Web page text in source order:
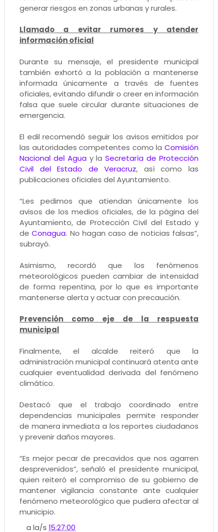
generar riesgos en zonas urbanas y rurales.
Llamado a evitar rumores y atender
información oficial
Durante su mensaje, el presidente municipal
también exhortó a la población a mantenerse
informada únicamente a través de fuentes
oficiales, evitando difundir o creer en información
falsa que suele circular durante situaciones de
emergencia.
El edil recomendó seguir los avisos emitidos por
las autoridades competentes como laComisión
Nacional del Aguay laSecretaría de Protección
Civil del Estado de Veracruz, así como las
publicaciones oficiales del Ayuntamiento.
“Les pedimos que atiendan únicamente los
avisos de los medios oficiales, de la página del
Ayuntamiento, de Protección Civil del Estado y
deConagua. No hagan caso de noticias falsas”,
subrayó.
Asimismo, recordó que los fenómenos
meteorológicos pueden cambiar de intensidad
de forma repentina, por lo que es importante
mantenerse alerta y actuar con precaución.
Prevención como eje de la respuesta
municipal
Finalmente, el alcalde reiteró que la
administración municipal continuará atenta ante
cualquier eventualidad derivada del fenómeno
climático.
Destacó que el trabajo coordinado entre
dependencias municipales permite responder
de manera inmediata a los reportes ciudadanos
y prevenir daños mayores.
“Es mejor pecar de precavidos que nos agarren
desprevenidos”, señaló el presidente municipal,
quien reiteró el compromiso de su gobierno de
mantener vigilancia constante ante cualquier
fenómeno meteorológico que pudiera afectar al
municipio.
a la/s15:27:00